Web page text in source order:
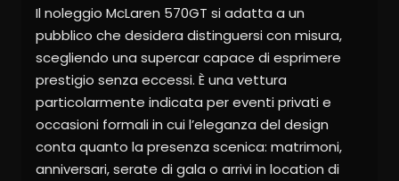
Il noleggio McLaren 570GT si adatta a un
pubblico che desidera distinguersi con misura,
scegliendo una supercar capace di esprimere
prestigio senza eccessi. È una vettura
particolarmente indicata per eventi privati e
occasioni formali in cui l’eleganza del design
conta quanto la presenza scenica: matrimoni,
anniversari, serate di gala o arrivi in location di